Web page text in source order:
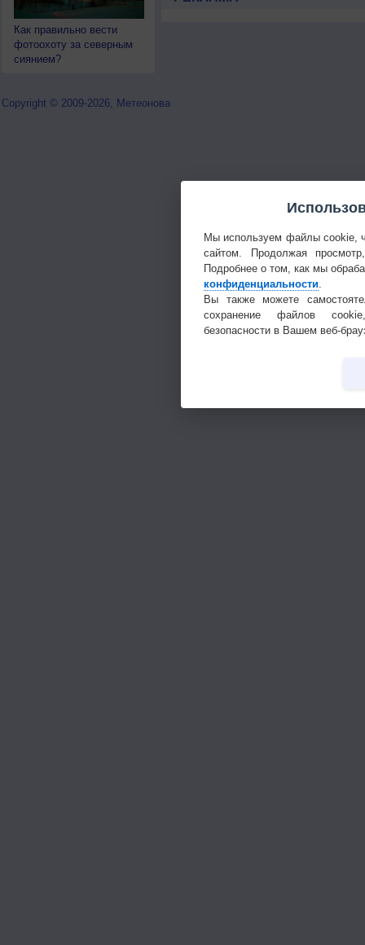
Как правильно вести
фотоохоту за северным
сиянием?
Copyright © 2009-2026, Метеонова
Мы используем файлы cookie,
сайтом. Продолжая
Подробнее о том, как мы
конфиденциальности
Вы также можете
сохранение файлов
безопасности в Вашем веб-